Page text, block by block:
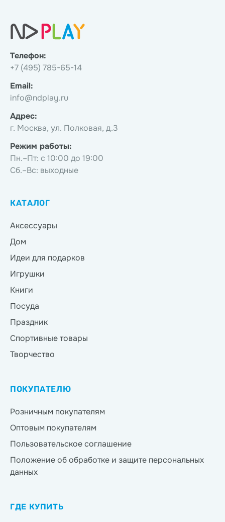
Телефон:
+7 (495) 785-65-14
Email:
info@ndplay.ru
Адрес:
г. Москва, ул. Полковая, д.3
Режим работы:
Пн.–Пт: с 10:00 до 19:00
Сб.–Вс: выходные
КАТАЛОГ
Аксессуары
Дом
Идеи для подарков
Игрушки
Книги
Посуда
Праздник
Спортивные товары
Творчество
ПОКУПАТЕЛЮ
Розничным покупателям
Оптовым покупателям
Пользовательское соглашение
Положение об обработке и защите персональных
данных
ГДЕ КУПИТЬ